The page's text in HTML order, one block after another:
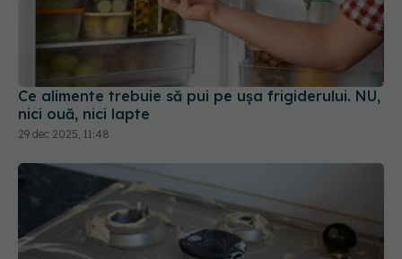
Ce alimente trebuie să pui pe ușa frigiderului. NU,
nici ouă, nici lapte
29 dec 2025, 11:48